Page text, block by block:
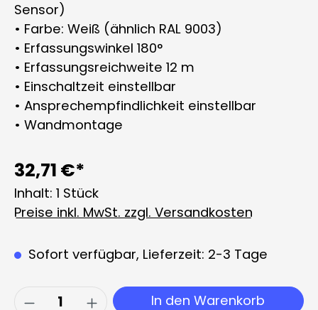
Sensor)
• Farbe: Weiß (ähnlich RAL 9003)
• Erfassungswinkel 180°
• Erfassungsreichweite 12 m
• Einschaltzeit einstellbar
• Ansprechempfindlichkeit einstellbar
• Wandmontage
32,71 €*
Inhalt: 1 Stück
Preise inkl. MwSt. zzgl. Versandkosten
Sofort verfügbar, Lieferzeit: 2-3 Tage
Produkt Anzahl: Gib den
In den Warenkorb